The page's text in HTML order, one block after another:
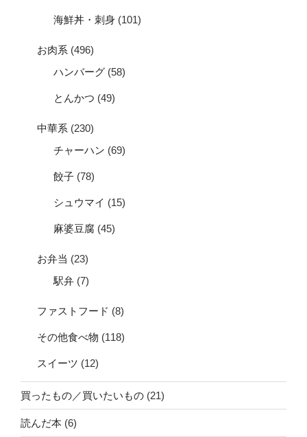
海鮮丼・刺身 (101)
お肉系 (496)
ハンバーグ (58)
とんかつ (49)
中華系 (230)
チャーハン (69)
餃子 (78)
シュウマイ (15)
麻婆豆腐 (45)
お弁当 (23)
駅弁 (7)
ファストフード (8)
その他食べ物 (118)
スイーツ (12)
買ったもの／買いたいもの (21)
読んだ本 (6)